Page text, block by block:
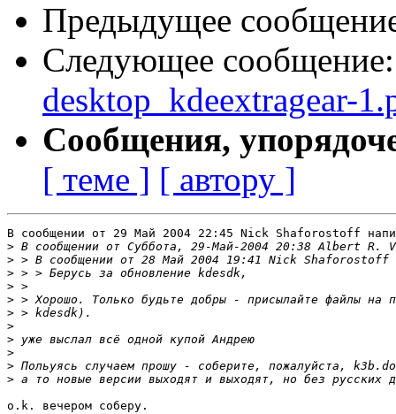
Предыдущее
Следующее
desktop_kdeextragear-
Сообщения,
[ теме ] [ автору ]
В сообщении от 29 Май 2004 22:45 Nick Shaforostoff
>
>
>
>
>
>
>
>
>
>
>
o.k. вечером соберу.